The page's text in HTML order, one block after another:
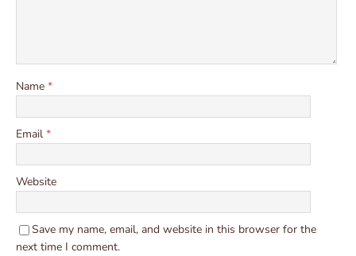
Name *
Email *
Website
Save my name, email, and website in this browser for the
next time I comment.